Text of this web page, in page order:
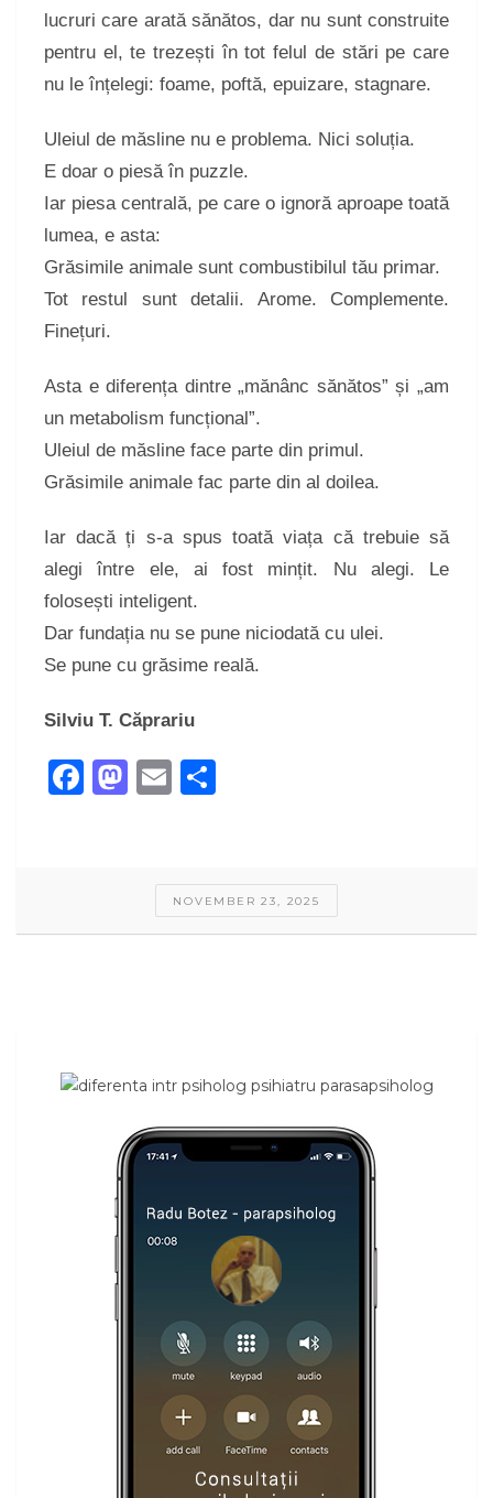
lucruri care arată sănătos, dar nu sunt construite
pentru el, te trezești în tot felul de stări pe care
nu le înțelegi: foame, poftă, epuizare, stagnare.
Uleiul de măsline nu e problema. Nici soluția.
E doar o piesă în puzzle.
Iar piesa centrală, pe care o ignoră aproape toată
lumea, e asta:
Grăsimile animale sunt combustibilul tău primar.
Tot restul sunt detalii. Arome. Complemente.
Finețuri.
Asta e diferența dintre „mănânc sănătos” și „am
un metabolism funcțional”.
Uleiul de măsline face parte din primul.
Grăsimile animale fac parte din al doilea.
Iar dacă ți s-a spus toată viața că trebuie să
alegi între ele, ai fost mințit. Nu alegi. Le
folosești inteligent.
Dar fundația nu se pune niciodată cu ulei.
Se pune cu grăsime reală.
Silviu T. Căprariu
Facebook
Mastodon
Email
NOVEMBER 23, 2025